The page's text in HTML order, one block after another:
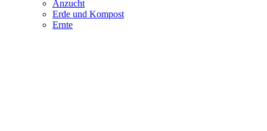
Anzucht
Erde und Kompost
Ernte